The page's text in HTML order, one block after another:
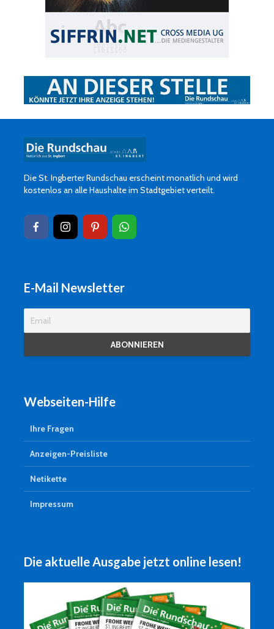
Die St. Ingberter Rundschau erscheint monatlich und wird
kostenlos an alle Haushalte im Stadtgebiet verteilt.
E-Mail Newsletter
Webseiten-Hilfe
Ihre Fragen
Anzeigen-Preisliste
Netikette
Impressum
Die aktuelle Ausgabe jetzt online lesen!